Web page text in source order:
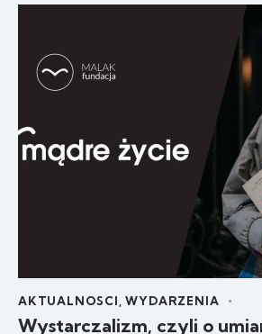
AKTUALNOSCI ,WYDARZENIA
Wystarczalizm, czyli o